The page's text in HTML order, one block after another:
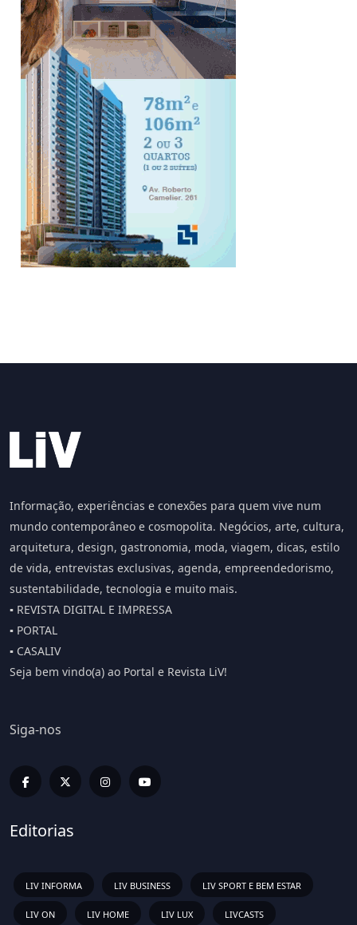
Informação, experiências e conexões para quem vive num
mundo contemporâneo e cosmopolita. Negócios, arte, cultura,
arquitetura, design, gastronomia, moda, viagem, dicas, estilo
de vida, entrevistas exclusivas, agenda, empreendedorismo,
sustentabilidade, tecnologia e muito mais.
▪️ REVISTA DIGITAL E IMPRESSA
▪️ PORTAL
▪️ CASALIV
Seja bem vindo(a) ao Portal e Revista LiV!
Siga-nos
Editorias
LIV INFORMA LIV BUSINESS LIV SPORT E BEM ESTAR
LIV ON LIV HOME LIV LUX LIVCASTS